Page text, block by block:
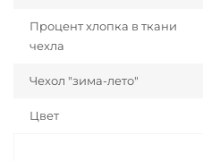
Процент хлопка в ткани
чехла
Чехол "зима-лето"
Цвет